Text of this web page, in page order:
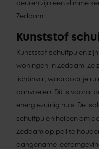
deuren zijn een slimme
Zeddam.
Kunststof
Kunststof schuifpuien
woningen in Zeddam. Ze
lichtinval, waardoor je
aanvoelen. Dit is vooral
energiezuinig huis. De
schuifpuien helpen om
Zeddam op peil te
aangename